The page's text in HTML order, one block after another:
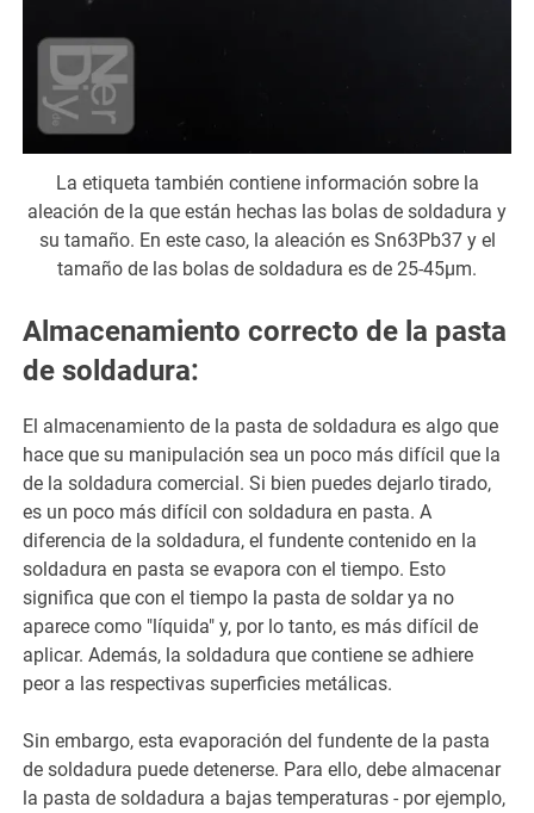
La etiqueta también contiene información sobre la
aleación de la que están hechas las bolas de soldadura y
su tamaño. En este caso, la aleación es Sn63Pb37 y el
tamaño de las bolas de soldadura es de 25-45µm.
Almacenamiento correcto de la pasta
de soldadura:
El almacenamiento de la pasta de soldadura es algo que
hace que su manipulación sea un poco más difícil que la
de la soldadura comercial. Si bien puedes dejarlo tirado,
es un poco más difícil con soldadura en pasta. A
diferencia de la soldadura, el fundente contenido en la
soldadura en pasta se evapora con el tiempo. Esto
significa que con el tiempo la pasta de soldar ya no
aparece como "líquida" y, por lo tanto, es más difícil de
aplicar. Además, la soldadura que contiene se adhiere
peor a las respectivas superficies metálicas.
Sin embargo, esta evaporación del fundente de la pasta
de soldadura puede detenerse. Para ello, debe almacenar
la pasta de soldadura a bajas temperaturas - por ejemplo,